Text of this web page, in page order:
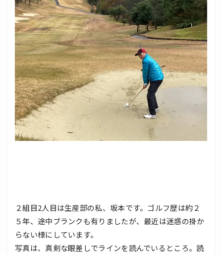
２組目2人目は生産部の私、坂本です。ゴルフ歴は約２
５年、途中ブランクも有りましたが、最近は迷惑の掛か
らない様にしています。
写真は、真剣な眼差しでラインを読んでいるところ。読